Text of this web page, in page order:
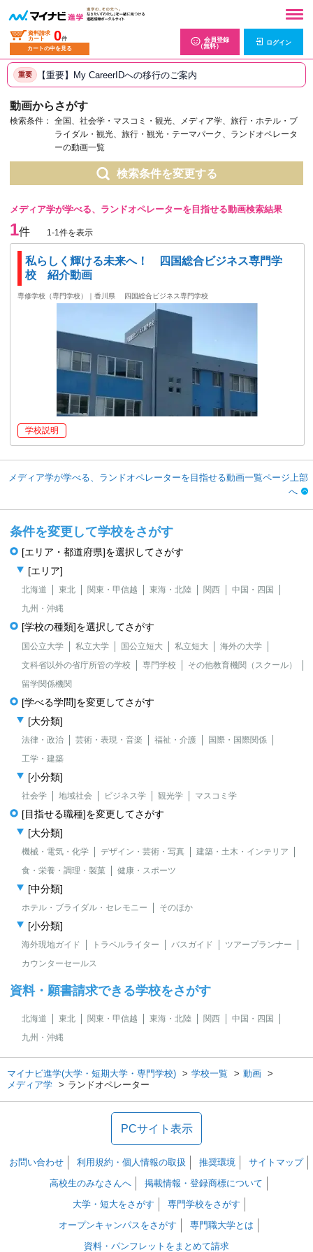
資料請求
カート
0件
カートの中を見る
会員登録
（無料）
ログイン
重要 【重要】My CareerIDへの移行のご案内
動画からさがす
検索条件：
全国、社会学・マスコミ・観光、メディア学、旅行・ホテル・ブ
ライダル・観光、旅行・観光・テーマパーク、ランドオペレータ
ーの動画一覧
検索条件を変更する
メディア学が学べる、ランドオペレーターを目指せる動画検索結果
1件 1-1件を表示
私らしく輝ける未来へ！ 四国総合ビジネス専門学
校 紹介動画
専修学校（専門学校）｜香川県 四国総合ビジネス専門学校
学校説明
メディア学が学べる、ランドオペレーターを目指せる動画一覧ページ上部
へ
条件を変更して学校をさがす
[エリア・都道府県]を選択してさがす
[エリア]
北海道 東北 関東・甲信越 東海・北陸 関西
中国・四国
九州・沖縄
[学校の種類]を選択してさがす
国公立大学 私立大学 国公立短大 私立短大
海外の大学
文科省以外の省庁所管の学校
専門学校
その他教育機関（スクール）
留学関係機関
[学べる学問]を変更してさがす
[大分類]
法律・政治 芸術・表現・音楽 福祉・介護
国際・国際関係
工学・建築
[小分類]
社会学 地域社会 ビジネス学 観光学 マスコミ学
[目指せる職種]を変更してさがす
[大分類]
機械・電気・化学 デザイン・芸術・写真
建築・土木・インテリア
食・栄養・調理・製菓
健康・スポーツ
[中分類]
ホテル・ブライダル・セレモニー そのほか
[小分類]
海外現地ガイド トラベルライター バスガイド
ツアープランナー
カウンターセールス
資料・願書請求できる学校をさがす
北海道 東北 関東・甲信越 東海・北陸 関西
中国・四国
九州・沖縄
マイナビ進学(大学・短期大学・専門学校) 学校一覧
動画
メディア学
ランドオペレーター
PCサイト表示
お問い合わせ 利用規約・個人情報の取扱 推奨環境
サイトマップ
高校生のみなさんへ
掲載情報・登録商標について
大学・短大をさがす
専門学校をさがす
オープンキャンパスをさがす
専門職大学とは
資料・パンフレットをまとめて請求